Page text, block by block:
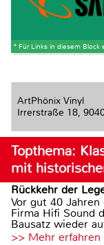
* Für Links in diesem Block
ArtPhönix Vinyl
Irrerstraße 18,
Topthema:
mit
Rückkehr der
Vor gut 40
Firma Hifi Sound
Bausatz wieder
>> Mehr erfahren